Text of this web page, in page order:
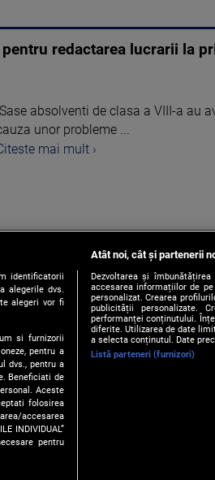
redactarea lucrarii la
Sase absolventi de clasa a VIII-a au
unor probleme ...
mai mult ›
1
Publicitate
identificatorii
alegerile dvs.
alegeri vor fi
si furnizorii
pentru a
dvs., pentru a
Beneficiati de
Aceste
folosirea
accesarea
INDIVIDUAL”
pentru
Atât noi, cât și partenerii
Dezvoltarea și
accesarea informațiilor de
personalizat. Crearea
publicității personalizate.
performanței conținutului.
diferite. Utilizarea de date
a selecta conținutul. Date
Listă parteneri (furnizori)